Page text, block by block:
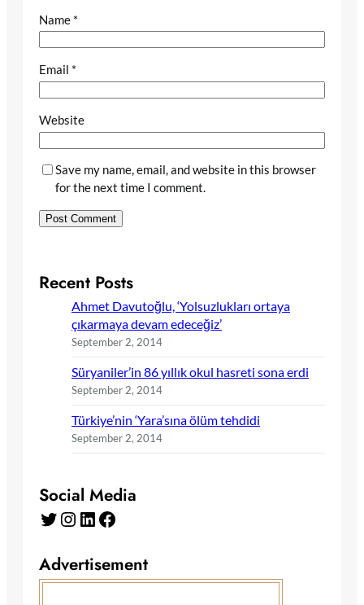
Name *
Email *
Website
Save my name, email, and website in this browser
for the next time I comment.
Recent Posts
Ahmet Davutoğlu, ‘Yolsuzlukları ortaya
çıkarmaya devam edeceğiz’
September 2, 2014
Süryaniler’in 86 yıllık okul hasreti sona erdi
September 2, 2014
Türkiye’nin ‘Yara’sına ölüm tehdidi
September 2, 2014
Social Media
Twitter Instagram LinkedIn Facebook
Advertisement